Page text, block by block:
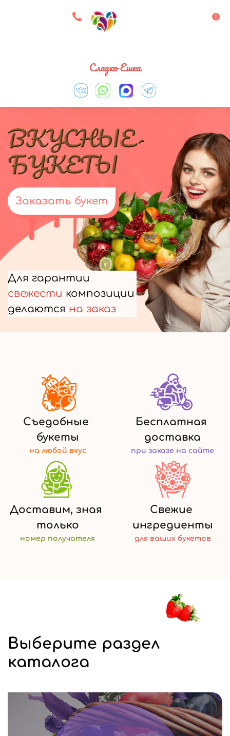
8 927 083 33 05 0
Сладко Ешка
Заказать букет
Для гарантии
свежести композиции
делаются на заказ
Съедобные
букеты
на любой вкус
Бесплатная
доставка
при заказе на сайте
Доставим, зная
только
номер получателя
Свежие
ингредиенты
для ваших букетов
Выберите раздел
каталога